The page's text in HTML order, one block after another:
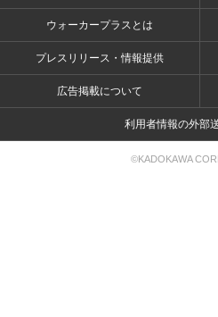
ウォーカープラスとは
プレスリリース・情報提供
広告掲載について
利用者情報の外部
©KADOKAWA